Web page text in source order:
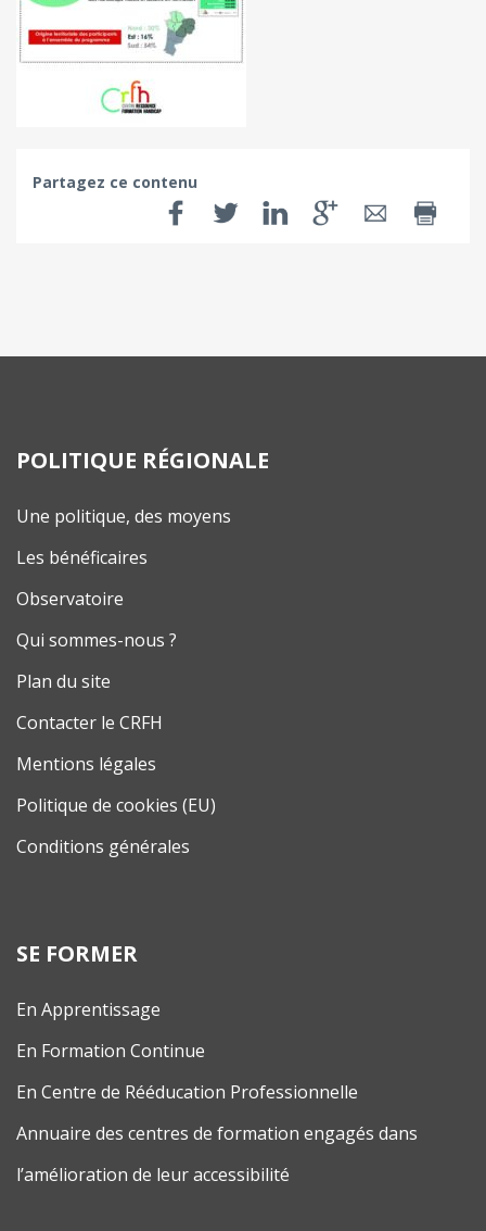
Partagez ce contenu
POLITIQUE RÉGIONALE
Une politique, des moyens
Les bénéficaires
Observatoire
Qui sommes-nous ?
Plan du site
Contacter le CRFH
Mentions légales
Politique de cookies (EU)
Conditions générales
SE FORMER
En Apprentissage
En Formation Continue
En Centre de Rééducation Professionnelle
Annuaire des centres de formation engagés dans
l’amélioration de leur accessibilité